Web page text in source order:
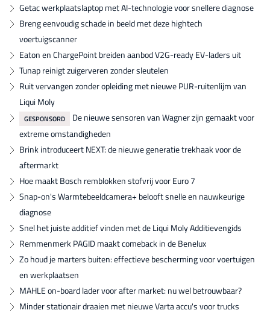
Getac werkplaatslaptop met AI-technologie voor snellere diagnose
Breng eenvoudig schade in beeld met deze hightech
voertuigscanner
Eaton en ChargePoint breiden aanbod V2G-ready EV-laders uit
Tunap reinigt zuigerveren zonder sleutelen
Ruit vervangen zonder opleiding met nieuwe PUR-ruitenlijm van
Liqui Moly
GESPONSORD
De nieuwe sensoren van Wagner zijn gemaakt voor
extreme omstandigheden
Brink introduceert NEXT: de nieuwe generatie trekhaak voor de
aftermarkt
Hoe maakt Bosch remblokken stofvrij voor Euro 7
Snap-on's Warmtebeeldcamera+ belooft snelle en nauwkeurige
diagnose
Snel het juiste additief vinden met de Liqui Moly Additievengids
Remmenmerk PAGID maakt comeback in de Benelux
Zo houd je marters buiten: effectieve bescherming voor voertuigen
en werkplaatsen
MAHLE on-board lader voor after market: nu wel betrouwbaar?
Minder stationair draaien met nieuwe Varta accu's voor trucks